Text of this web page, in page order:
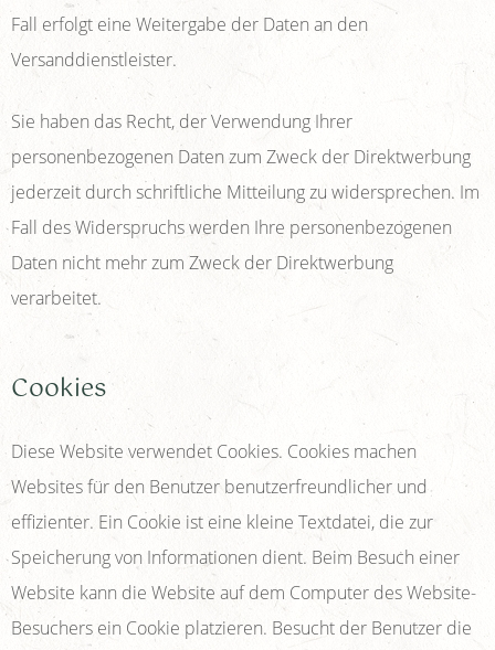
Fall erfolgt eine Weitergabe der Daten an den
Versanddienstleister.
Sie haben das Recht, der Verwendung Ihrer
personenbezogenen Daten zum Zweck der Direktwerbung
jederzeit durch schriftliche Mitteilung zu widersprechen. Im
Fall des Widerspruchs werden Ihre personenbezogenen
Daten nicht mehr zum Zweck der Direktwerbung
verarbeitet.
Cookies
Diese Website verwendet Cookies. Cookies machen
Websites für den Benutzer benutzerfreundlicher und
effizienter. Ein Cookie ist eine kleine Textdatei, die zur
Speicherung von Informationen dient. Beim Besuch einer
Website kann die Website auf dem Computer des Website-
Besuchers ein Cookie platzieren. Besucht der Benutzer die